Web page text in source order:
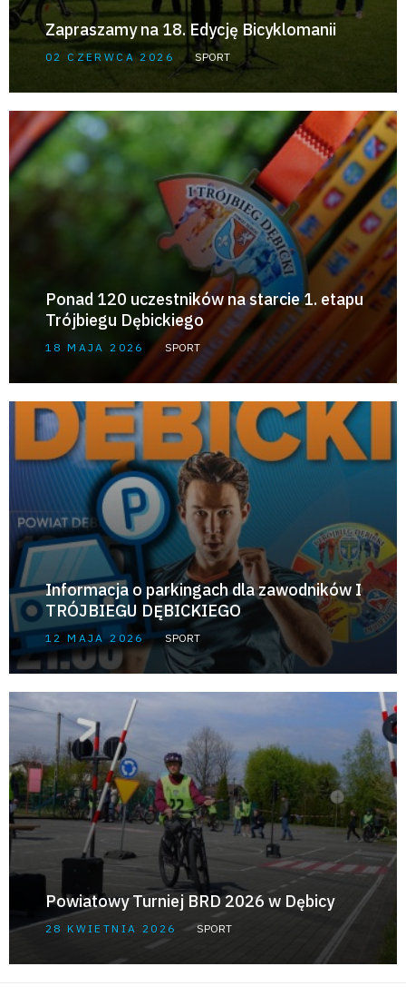
Zapraszamy na 18. Edycję Bicyklomanii
02 CZERWCA 2026 SPORT
Ponad 120 uczestników na starcie 1. etapu
Trójbiegu Dębickiego
18 MAJA 2026 SPORT
Informacja o parkingach dla zawodników I
TRÓJBIEGU DĘBICKIEGO
12 MAJA 2026 SPORT
Powiatowy Turniej BRD 2026 w Dębicy
28 KWIETNIA 2026 SPORT